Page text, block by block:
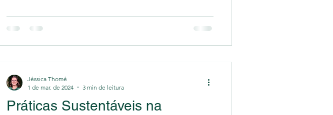
Práticas Sustentáveis na
Jéssica Thomé
1 de mar. de 2024
3 min de leitura